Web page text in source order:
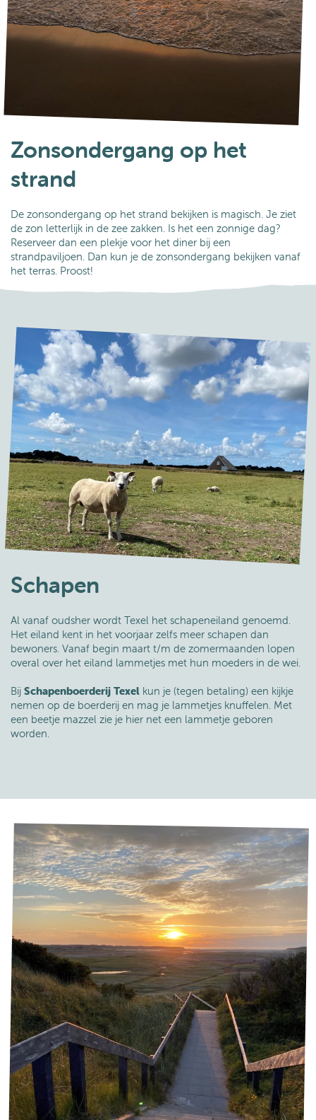
Zonsondergang op het
strand
De zonsondergang op het strand bekijken is magisch. Je ziet
de zon letterlijk in de zee zakken. Is het een zonnige dag?
Reserveer dan een plekje voor het diner bij een
strandpaviljoen. Dan kun je de zonsondergang bekijken vanaf
het terras. Proost!
Schapen
Al vanaf oudsher wordt Texel het schapeneiland genoemd.
Het eiland kent in het voorjaar zelfs meer schapen dan
bewoners. Vanaf begin maart t/m de zomermaanden lopen
overal over het eiland lammetjes met hun moeders in de wei.
Bij Schapenboerderij Texel kun je (tegen betaling) een kijkje
nemen op de boerderij en mag je lammetjes knuffelen. Met
een beetje mazzel zie je hier net een lammetje geboren
worden.